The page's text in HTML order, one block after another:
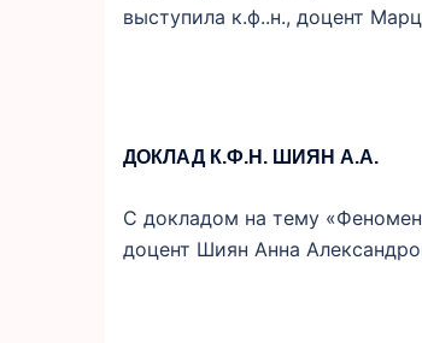
выступила к.ф..н., доцент
ДОКЛАД К.Ф.Н. ШИЯН А.А.
С докладом на тему
доцент Шиян Анна